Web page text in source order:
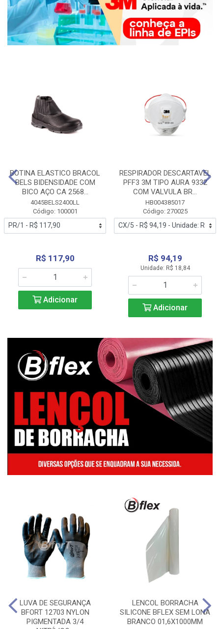
BOTINA ELASTICO BRACOL
BELS BIDENSIDADE COM
BICO AÇO CA 2568...
4045BELS2400LL
Código: 100001
R$ 117,90
Adicionar
RESPIRADOR DESCARTAVEL
PFF3 3M TIPO AURA 9332
COM VALVULA BR...
HB004385017
Código: 270025
R$ 94,19
Unidade: R$ 18,84
Adicionar
LUVA DE SEGURANÇA
BFORT 12703 NYLON
PIGMENTADA 3/4
LENCOL BORRACHA
SILICONE BFLEX SEM LONA
BRANCO 01,6X1000MM